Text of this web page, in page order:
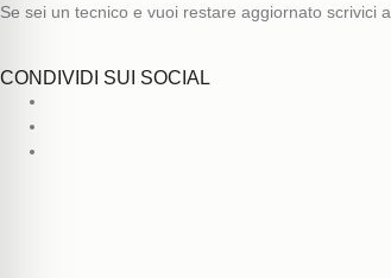
Se sei un tecnico e vuoi restare aggiornato scrivici a
CONDIVIDI SUI SOCIAL